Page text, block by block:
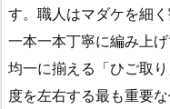
す。職人はマダケを細
一本一本丁寧に編み上
均一に揃える「ひご取
度を左右する最も重要な